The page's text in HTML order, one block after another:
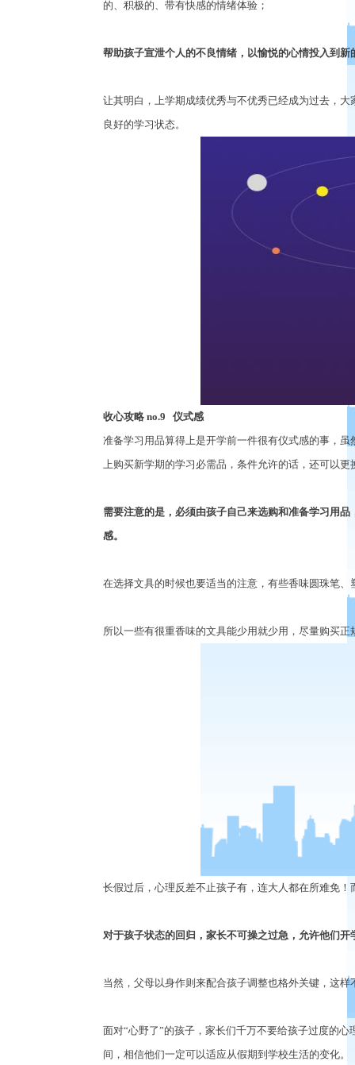
的、积极的、带有快感的情绪体验；
帮助孩子宣泄个人的不良情绪，以愉悦的心情投入到新
让其明白，上学期成绩优秀与不优秀已经成为过去，
良好的学习状态。
收心攻略 no.9 仪式感
准备学习用品算得上是开学前一件很有仪式感的事，
上购买新学期的学习必需品，条件允许的话，还可以
需要注意的是，必须由孩子自己来选购和准备学习用
感。
在选择文具的时候也要适当的注意，有些香味圆珠笔
所以一些有很重香味的文具能少用就少用，尽量购买正
长假过后，心理反差不止孩子有，连大人都在所难免
对于孩子状态的回归，家长不可操之过急，允许他们
当然，父母以身作则来配合孩子调整也格外关键，这
面对“心野了”的孩子，家长们千万不要给孩子过度的
间，相信他们一定可以适应从假期到学校生活的变化。